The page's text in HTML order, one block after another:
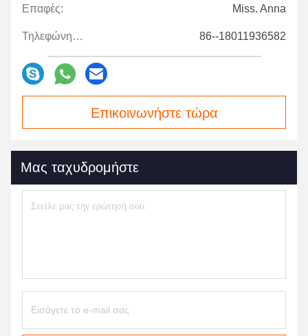
Επαφές: Miss. Anna
Τηλεφώνημα: 86--18011936582
Επικοινωνήστε τώρα
Μας ταχυδρομήστε